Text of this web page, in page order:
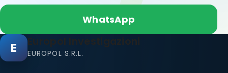
WhatsApp
E Europol Investigazioni
EUROPOL S.R.L.